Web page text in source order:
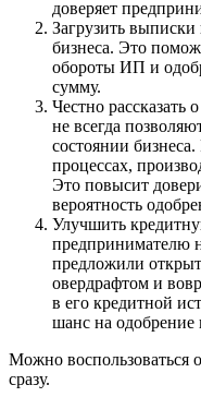
доверяет
Загрузить выписки
бизнеса. Это
обороты ИП и
сумму.
Честно рассказать
не всегда
состоянии
процессах,
Это повысит
вероятность
Улучшить
предпринимателю
предложили
овердрафтом и
в его кредитной
шанс на одобрение
Можно воспользоваться
сразу.